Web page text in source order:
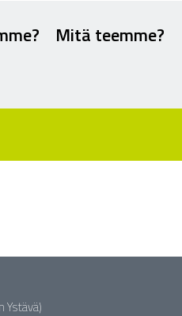
Mitä teemme?
Ystävä)